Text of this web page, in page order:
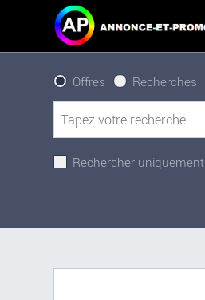
Offres Recherches
Rechercher